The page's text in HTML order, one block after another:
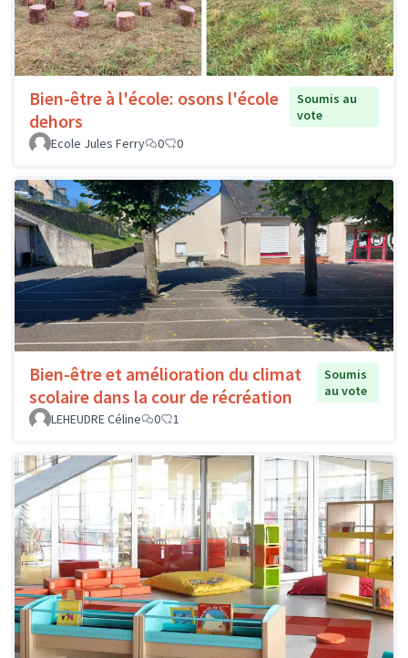
Bien-être à l'école: osons l'école
dehors
Soumis au
vote
Ecole Jules Ferry
0 0
Bien-être et amélioration du climat
scolaire dans la cour de récréation
Soumis
au vote
LEHEUDRE Céline
0 1